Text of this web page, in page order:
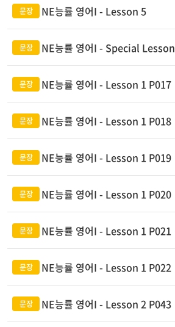
NE능률 영어I - Lesson 5
NE능률 영어I - Special Lesson
NE능률 영어I - Lesson 1 P017
NE능률 영어I - Lesson 1 P018
NE능률 영어I - Lesson 1 P019
NE능률 영어I - Lesson 1 P020
NE능률 영어I - Lesson 1 P021
NE능률 영어I - Lesson 1 P022
NE능률 영어I - Lesson 2 P043